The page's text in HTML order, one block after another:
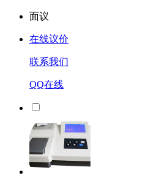
面议
在线议价
联系我们
QQ在线